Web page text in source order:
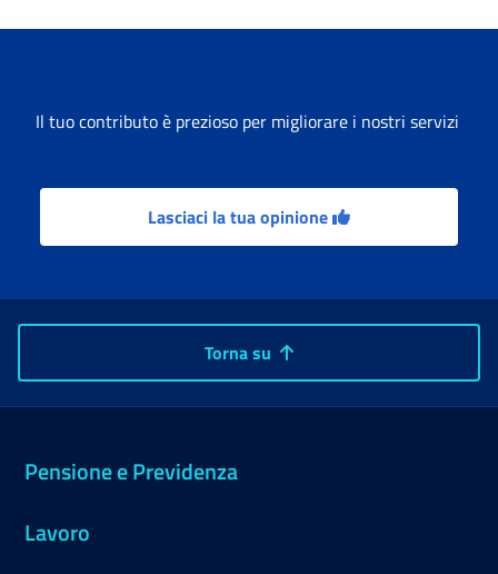
Il tuo contributo è prezioso per migliorare i nostri servizi
Lasciaci la tua opinione
Torna su
Pensione e Previdenza
Lavoro